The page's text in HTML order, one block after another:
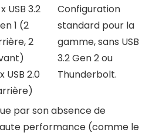
USB 3.2
1 (2
2
USB 2.0
Configuration
standard pour la
gamme, sans USB
3.2 Gen 2 ou
Thunderbolt.
par son absence de
performance (comme le